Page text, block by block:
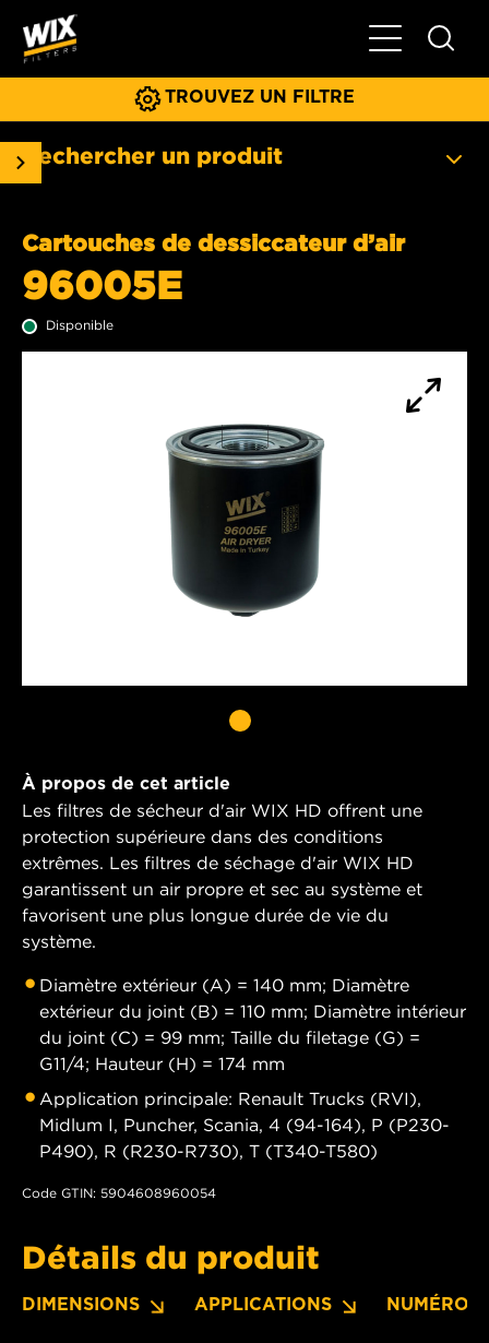
Basculer la
TROUVEZ UN FILTRE
Rechercher un produit
Cartouches de dessiccateur d’air
96005E
Disponible
À propos de cet article
Les filtres de sécheur d'air WIX HD offrent une
protection supérieure dans des conditions
extrêmes. Les filtres de séchage d'air WIX HD
garantissent un air propre et sec au système et
favorisent une plus longue durée de vie du
système.
Diamètre extérieur (A) = 140 mm; Diamètre
extérieur du joint (B) = 110 mm; Diamètre intérieur
du joint (C) = 99 mm; Taille du filetage (G) =
G11/4; Hauteur (H) = 174 mm
Application principale: Renault Trucks (RVI),
Midlum I, Puncher, Scania, 4 (94-164), P (P230-
P490), R (R230-R730), T (T340-T580)
Code GTIN: 5904608960054
Détails du produit
DIMENSIONS APPLICATIONS NUMÉROS